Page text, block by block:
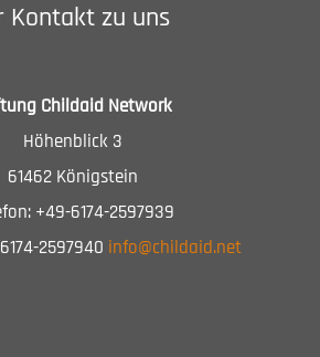
Kontakt zu uns
Childaid Network
Höhenblick 3
61462 Königstein
+49-6174-2597939
2597940 info@childaid.net